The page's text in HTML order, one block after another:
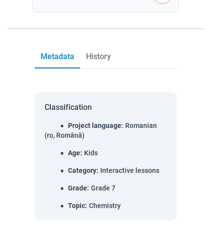
Metadata History
Classification
Project language: Romanian
(ro, Română)
Age: Kids
Category: Interactive lessons
Grade: Grade 7
Topic: Chemistry